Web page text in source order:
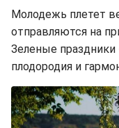
Молодежь плетет
отправляются на
Зеленые праздники
плодородия и